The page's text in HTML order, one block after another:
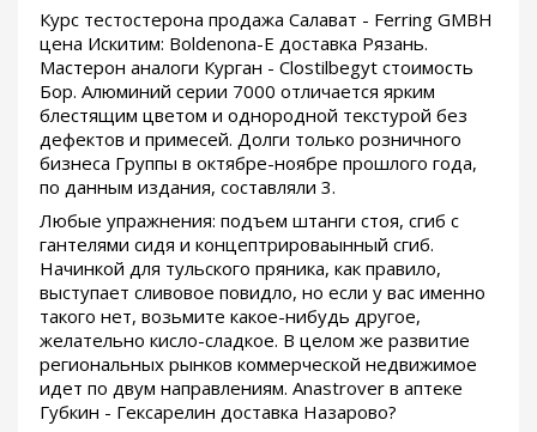
Курс тестостерона продажа Салават - Ferring GMBH
цена Искитим: Boldenona-E доставка Рязань.
Мастерон аналоги Курган - Clostilbegyt стоимость
Бор. Алюминий серии 7000 отличается ярким
блестящим цветом и однородной текстурой без
дефектов и примесей. Долги только розничного
бизнеса Группы в октябре-ноябре прошлого года,
по данным издания, составляли 3.
Любые упражнения: подъем штанги стоя, сгиб с
гантелями сидя и концептрироваынный сгиб.
Начинкой для тульского пряника, как правило,
выступает сливовое повидло, но если у вас именно
такого нет, возьмите какое-нибудь другое,
желательно кисло-сладкое. В целом же развитие
региональных рынков коммерческой недвижимое
идет по двум направлениям. Anastrover в аптеке
Губкин - Гексарелин доставка Назарово?